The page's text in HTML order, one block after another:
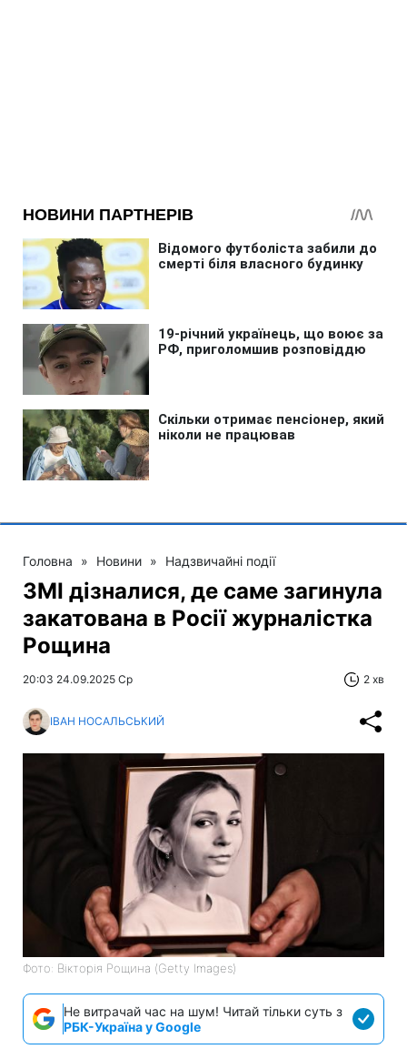
Головна » Новини » Надзвичайні події
ЗМІ дізналися, де саме загинула
закатована в Росії журналістка
Рощина
20:03 24.09.2025 Ср 2 хв
ІВАН НОСАЛЬСЬКИЙ
Фото: Вікторія Рощина (Getty Images)
Не витрачай час на шум! Читай тільки суть з
РБК-Україна у Google